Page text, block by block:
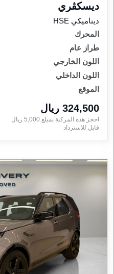
ديسكڤري
ديناميكي HSE
المحرك
طراز عام
اللون الخارجي
اللون الداخلي
الموقع
324,500 ريال‎
احجز هذه المركبة بمبلغ 5,000 ريال‎
قابل للاسترداد